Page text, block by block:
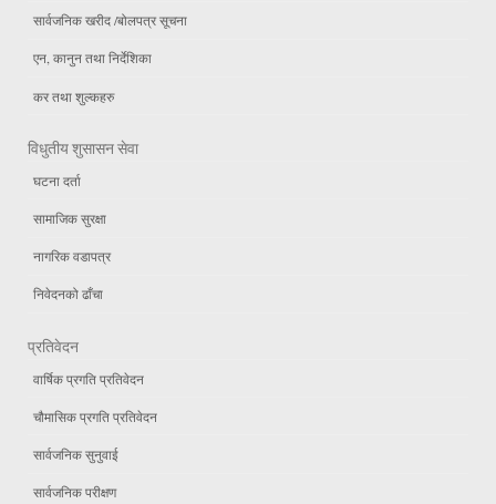
सार्वजनिक खरीद /बोलपत्र सूचना
एन, कानुन तथा निर्देशिका
कर तथा शुल्कहरु
विधुतीय शुसासन सेवा
घटना दर्ता
सामाजिक सुरक्षा
नागरिक वडापत्र
निवेदनको ढाँचा
प्रतिवेदन
वार्षिक प्रगति प्रतिवेदन
चौमासिक प्रगति प्रतिवेदन
सार्वजनिक सुनुवाई
सार्वजनिक परीक्षण